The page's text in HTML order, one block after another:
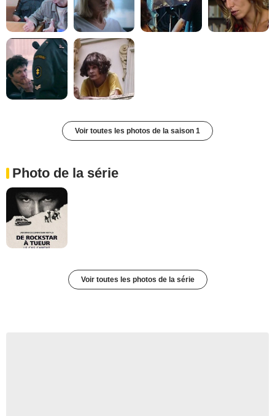
Voir toutes les photos de la saison 1
Photo de la série
Voir toutes les photos de la série